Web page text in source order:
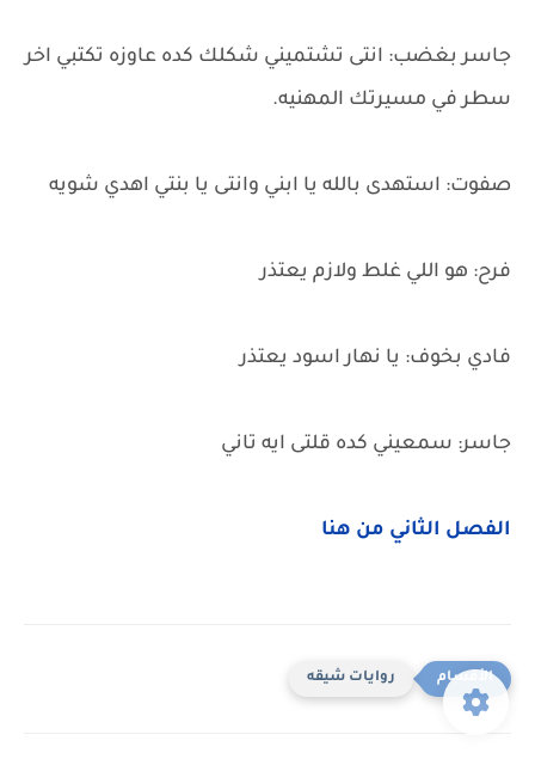
جاسر بغضب: انتى تشتميني شكلك كده عاوزه تكتبي اخر
سطر في مسيرتك المهنيه.
صفوت: استهدى بالله يا ابني وانتى يا بنتي اهدي شويه
فرح: هو اللي غلط ولازم يعتذر
فادي بخوف: يا نهار اسود يعتذر
جاسر: سمعيني كده قلتى ايه تاني
الفصل الثاني من هنا
روايات شيقه